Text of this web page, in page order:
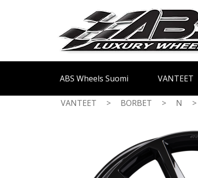
ABS Wheels Suomi VANTEET
VANTEET > BORBET > N >